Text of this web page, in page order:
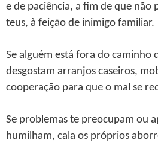
e de paciência, a fim de que não
teus, à feição de inimigo familiar.
Se alguém está fora do caminho
desgostam arranjos caseiros,
cooperação para que o mal se
Se problemas te preocupam ou
humilham, cala os próprios